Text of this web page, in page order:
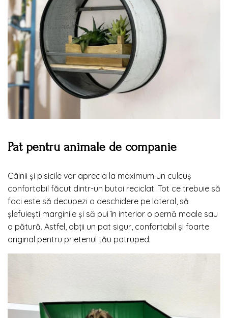
Pat pentru animale de companie
Câinii și pisicile vor aprecia la maximum un culcuș
confortabil făcut dintr-un butoi reciclat. Tot ce trebuie să
faci este să decupezi o deschidere pe lateral, să
șlefuiești marginile și să pui în interior o pernă moale sau
o pătură. Astfel, obții un pat sigur, confortabil și foarte
original pentru prietenul tău patruped.